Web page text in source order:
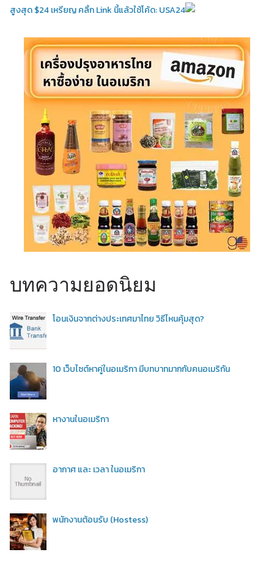
สูงสุด $24 เหรียญ คลิ้ก Link นี้แล้วใช้โค้ด: USA24
บทความยอดนิยม
โอนเงินจากต่างประเทศมาไทย วิธีไหนคุ้มสุด?
10 เว็บไซต์หาคู่ในอเมริกา มีบทบาทมากกับคนอเมริกัน
หางานในอเมริกา
อากาศ และ เวลา ในอเมริกา
พนักงานต้อนรับ (Hostess)